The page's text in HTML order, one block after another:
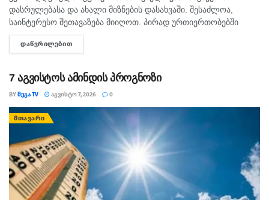
დასრულებასა და ახალი მიზნების დასახვაში. შესაძლოა,
საინტერესო შეთავაზება მიიღოთ. პირად ურთიერთობებში
გულწრფელი საუბარი ბევრ გაუგებრობას გააქრობს. კურო
ფინანსურ საკითხებში სიფრთხილე გამოიჩინეთ და ემოციური...
ᲓᲐᲬᲕᲠᲘᲚᲔᲑᲘᲗ
7 აგვისტოს ამინდის პროგნოზი
BYᲛᲔᲒᲐ TV ᲐᲒᲕᲘᲡᲢᲝ 7, 2026 0
ᲛᲗᲐᲕᲐᲠᲘ